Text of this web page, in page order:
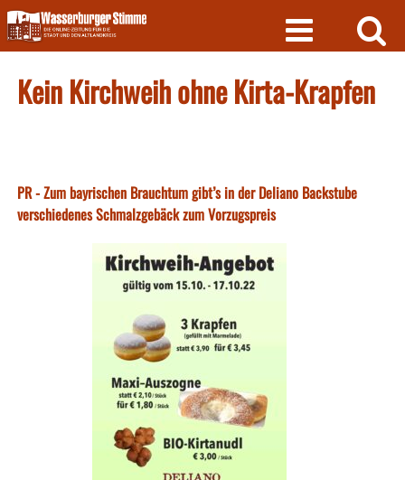
Skip
to
content
Kein Kirchweih ohne Kirta-Krapfen
PR - Zum bayrischen Brauchtum gibt’s in der Deliano Backstube
verschiedenes Schmalzgebäck zum Vorzugspreis